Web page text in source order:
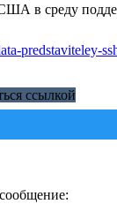
в среду
predstaviteley-
ссылкой